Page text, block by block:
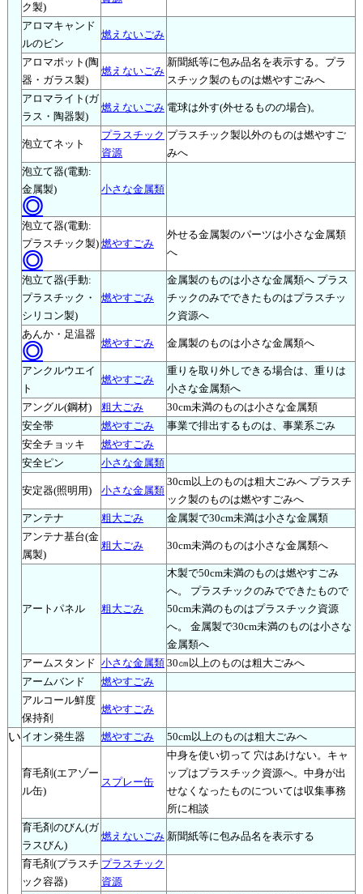
ク製)
アロマキャンド
ルのビン
燃えないごみ
アロマポット(陶
器・ガラス製)
燃えないごみ
新聞紙等に包み品名を表示する。プラ
スチック製のものは燃やすごみへ
アロマライト(ガ
ラス・陶器製)
燃えないごみ 電球は外す(外せるものの場合)。
泡立てネット
プラスチック
資源
プラスチック製以外のものは燃やすご
みへ
泡立て器(電動:
金属製)
◎
小さな金属類
泡立て器(電動:
プラスチック製)
◎
燃やすごみ
外せる金属製のパーツは小さな金属類
へ
泡立て器(手動:
プラスチック・
シリコン製)
燃やすごみ
金属製のものは小さな金属類へ プラス
チックのみでできたものはプラスチッ
ク資源へ
あんか・足温器
◎ 燃やすごみ 金属製のものは小さな金属類へ
アンクルウエイ
ト
燃やすごみ
重りを取り外しできる場合は、重りは
小さな金属類へ
アングル(鋼材)
粗大ごみ
30cm未満のものは小さな金属類
安全帯
燃やすごみ
事業で排出するものは、事業系ごみ
安全チョッキ
燃やすごみ
安全ピン
小さな金属類
安定器(照明用) 小さな金属類
30cm以上のものは粗大ごみへ プラスチ
ック製のものは燃やすごみへ
アンテナ
粗大ごみ
金属製で30cm未満は小さな金属類
アンテナ基台(金
属製)
粗大ごみ 30cm未満のものは小さな金属類へ
アートパネル 粗大ごみ
木製で50cm未満のものは燃やすごみ
へ。 プラスチックのみでできたもので
50cm未満のものはプラスチック資源
へ。 金属製で30cm未満のものは小さな
金属類へ
アームスタンド 小さな金属類 30㎝以上のものは粗大ごみへ
アームバンド
燃やすごみ
アルコール鮮度
保持剤
燃やすごみ
い イオン発生器 燃やすごみ 50cm以上のものは粗大ごみへ
育毛剤(エアゾー
ル缶)
スプレー缶
中身を使い切って 穴はあけない。キャ
ップはプラスチック資源へ。中身が出
せなくなったものについては収集事務
所に相談
育毛剤のびん(ガ
ラスびん)
燃えないごみ 新聞紙等に包み品名を表示する
育毛剤(プラスチ
ック容器)
プラスチック
資源